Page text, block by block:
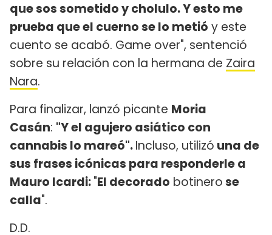
que sos sometido y cholulo. Y esto me
prueba que el cuerno se lo metió y este
cuento se acabó. Game over", sentenció
sobre su relación con la hermana de Zaira
Nara.
Para finalizar, lanzó picante Moria
Casán: "Y el agujero asiático con
cannabis lo mareó".Incluso, utilizó una de
sus frases icónicas para responderle a
Mauro Icardi:"El decorado botinerose
calla".
D.D.